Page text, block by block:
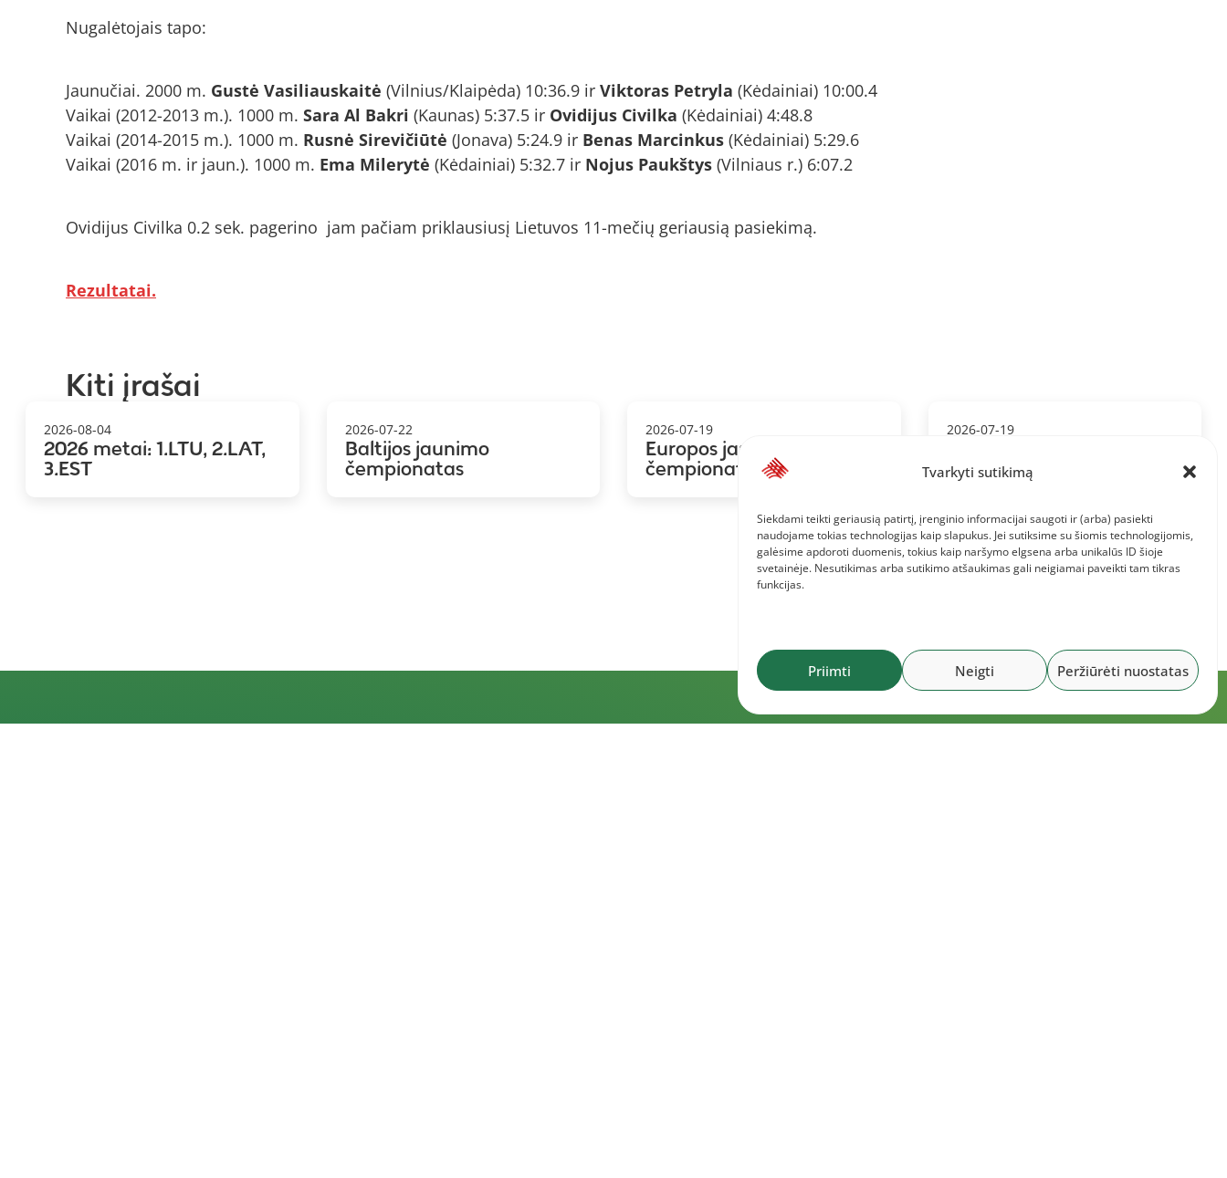
Tvarkyti sutikimą
Siekdami teikti geriausią patirtį, įrenginio informacijai saugoti ir (arba) pasiekti
naudojame tokias technologijas kaip slapukus. Jei sutiksime su šiomis technologijomis,
galėsime apdoroti duomenis, tokius kaip naršymo elgsena arba unikalūs ID šioje
svetainėje. Nesutikimas arba sutikimo atšaukimas gali neigiamai paveikti tam tikras
funkcijas.
Priimti Neigti Peržiūrėti nuostatas
Nugalėtojais tapo:
Jaunučiai. 2000 m. Gustė Vasiliauskaitė (Vilnius/Klaipėda) 10:36.9 ir Viktoras Petryla (Kėdainiai) 10:00.4
Vaikai (2012-2013 m.). 1000 m. Sara Al Bakri (Kaunas) 5:37.5 ir Ovidijus Civilka (Kėdainiai) 4:48.8
Vaikai (2014-2015 m.). 1000 m. Rusnė Sirevičiūtė (Jonava) 5:24.9 ir Benas Marcinkus (Kėdainiai) 5:29.6
Vaikai (2016 m. ir jaun.). 1000 m. Ema Milerytė (Kėdainiai) 5:32.7 ir Nojus Paukštys (Vilniaus r.) 6:07.2
Ovidijus Civilka 0.2 sek. pagerino jam pačiam priklausiusį Lietuvos 11-mečių geriausią pasiekimą.
Rezultatai.
Kiti įrašai
2026-08-04
2026 metai: 1.LTU, 2.LAT,
3.EST
2026-07-22
Baltijos jaunimo
čempionatas
2026-07-19
Europos jaunių
čempionatas
2026-07-19
čempionatas